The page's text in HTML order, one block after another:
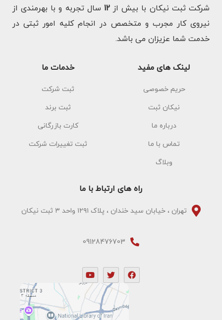
شرکت ثبت نیکان با بیش از 12 سال تجربه و با بهرمندی از
نیروی کار مجرب و متخصص در انجام کلیه امور ثبتی در
خدمت شما عزیزان می باشد.
لینک های مفید
حریم خصوصی
نیکان ثبت
درباره ما
تماس با ما
وبلاگ
خدمات ما
ثبت شرکت
ثبت برند
کارت بازرگانی
ثبت تغییرات شرکت
راه های ارتباط با ما
تهران ، خیابان سید خندان ، پلاک ۱۲۹۱ واحد ۳ ثبت نیکان
09128476703